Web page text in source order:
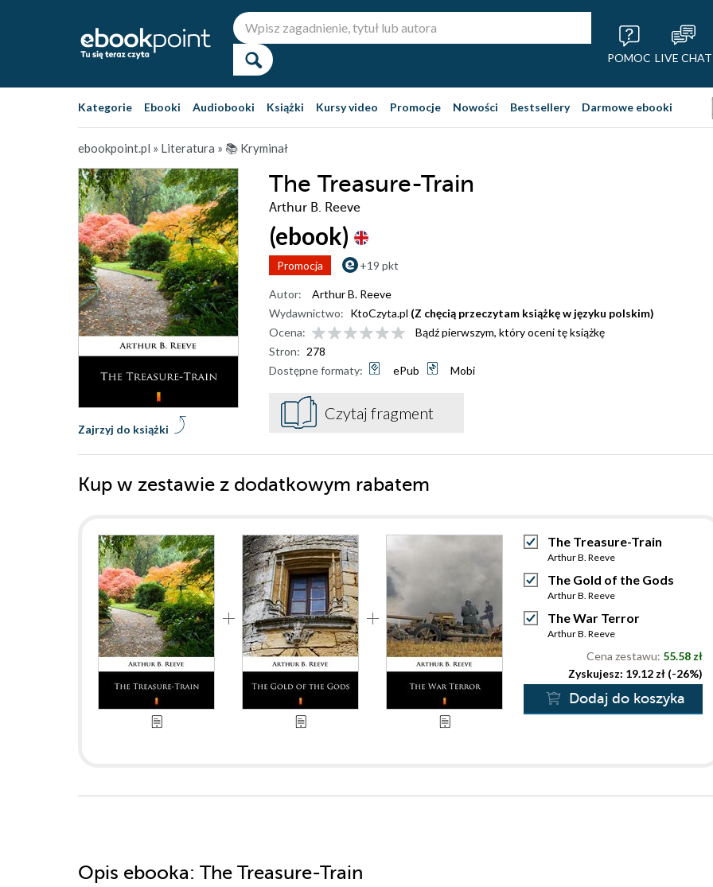
POMOC LIVE CHAT
Kategorie Ebooki Audiobooki Książki Kursy video Promocje Nowości Bestsellery Darmowe ebooki
ebookpoint.pl » Literatura » 📚 Kryminał
The Treasure-Train
Arthur B. Reeve
(ebook)
Promocja +19 pkt
Zajrzyj do książki
Autor:
Arthur B. Reeve
Wydawnictwo: KtoCzyta.pl (Z chęcią przeczytam książkę w języku polskim)
Ocena:
Bądź pierwszym, który oceni tę książkę
Stron: 278
Dostępne formaty:
ePub Mobi
Czytaj fragment
Kup w zestawie z dodatkowym rabatem
The Treasure-Train
Arthur B. Reeve
The Gold of the Gods
Arthur B. Reeve
The War Terror
Arthur B. Reeve
Cena zestawu: 55.58 zł
Zyskujesz: 19.12 zł (-26%)
Dodaj do koszyka
Opis ebooka: The Treasure-Train